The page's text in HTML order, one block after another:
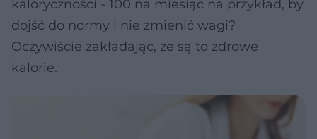
kaloryczności - 100 na miesiąc na przykład, by
dojść do normy i nie zmienić wagi?
Oczywiście zakładając, że są to zdrowe
kalorie.